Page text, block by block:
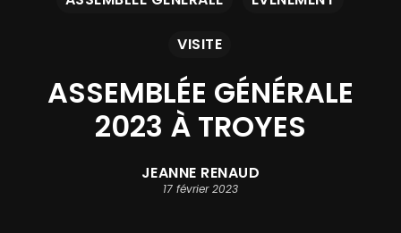
VISITE
ASSEMBLÉE GÉNÉRALE
2023 À TROYES
JEANNE RENAUD
17 février 2023